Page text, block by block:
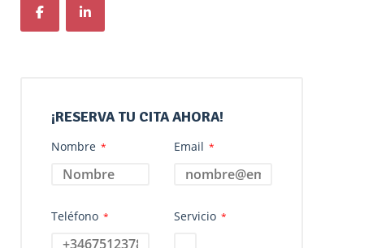
¡RESERVA TU CITA AHORA!
Nombre * Email *
Teléfono * Servicio *